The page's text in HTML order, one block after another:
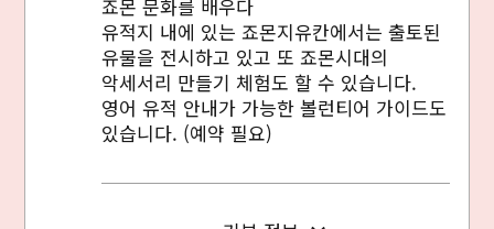
죠몬 문화를 배우다
유적지 내에 있는 죠몬지유칸에서는 출토된
유물을 전시하고 있고 또 죠몬시대의
악세서리 만들기 체험도 할 수 있습니다.
영어 유적 안내가 가능한 볼런티어 가이드도
있습니다. (예약 필요)